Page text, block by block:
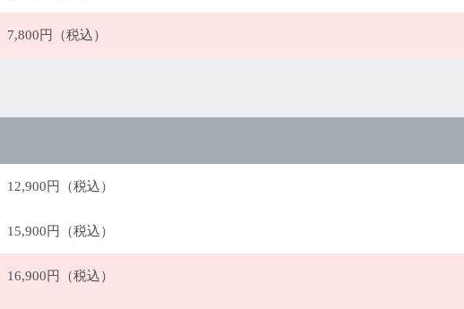
7,800円（税込）
12,900円（税込）
15,900円（税込）
16,900円（税込）